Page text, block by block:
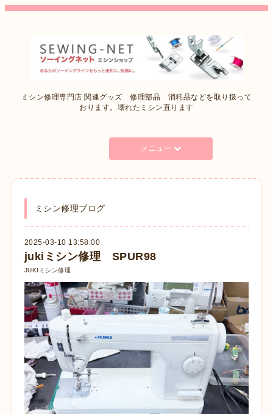
ミシン修理専門店 関連グッズ 修理部品 消耗品などを取り扱って
おります。壊れたミシン直ります
メニュー
ミシン修理ブログ
2025-03-10 13:58:00
jukiミシン修理 SPUR98
JUKIミシン修理